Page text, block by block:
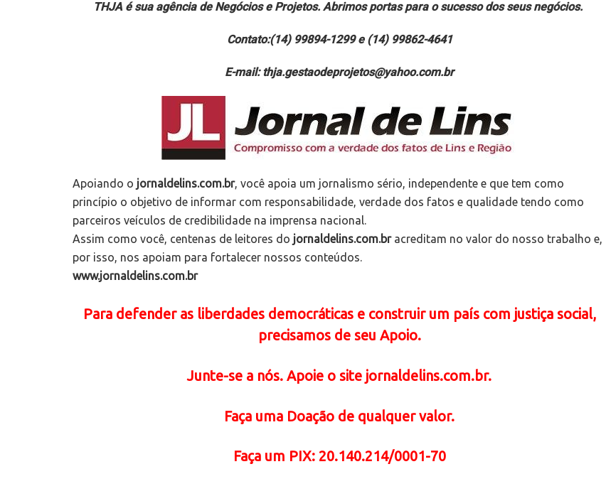
THJA é sua agência de Negócios e Projetos. Abrimos portas para o sucesso dos seus negócios.
Contato:(14) 99894-1299 e (14) 99862-4641
E-mail: thja.gestaodeprojetos@yahoo.com.br
Apoiando o jornaldelins.com.br, você apoia um jornalismo sério, independente e que tem como
princípio o objetivo de informar com responsabilidade, verdade dos fatos e qualidade tendo como
parceiros veículos de credibilidade na imprensa nacional.
Assim como você, centenas de leitores do jornaldelins.com.bracreditam no valor do nosso trabalho e,
por isso, nos apoiam para fortalecer nossos conteúdos.
www.jornaldelins.com.br
Para defender as liberdades democráticas e construir um país com justiça social,
precisamos de seu Apoio.
Junte-se a nós. Apoie o site jornaldelins.com.br.
Faça uma Doação de qualquer valor.
Faça um PIX: 20.140.214/0001-70